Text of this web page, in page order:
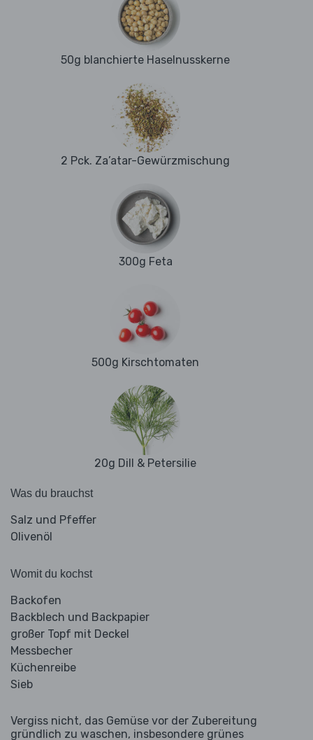
50g blanchierte Haselnusskerne
2 Pck. Za’atar-Gewürzmischung
300g Feta
500g Kirschtomaten
20g Dill & Petersilie
Was du brauchst
Salz und Pfeffer
Olivenöl
Womit du kochst
Backofen
Backblech und Backpapier
großer Topf mit Deckel
Messbecher
Küchenreibe
Sieb
Vergiss nicht, das Gemüse vor der Zubereitung
gründlich zu waschen, insbesondere grünes